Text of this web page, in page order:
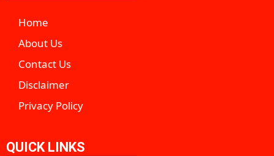
Home
About Us
Contact Us
Disclaimer
Privacy Policy
QUICK LINKS